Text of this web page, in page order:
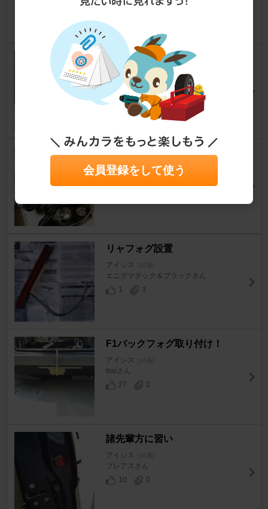
92 0
リアフォグランプ取り付け
アイシス [10系]
ブリットさん
5
3
後期ヘッドへ移植(*´ｪ｀*)
アイシス [10系]
リャフォグ設置
アイシス [10系]
エニグマテック＆ブラックさん
1
3
F1バックフォグ取り付け！
アイシス [10系]
Issiさん
27
2
諸先輩方に習い
アイシス [10系]
プレアスさん
10
0
会員登録をして使う